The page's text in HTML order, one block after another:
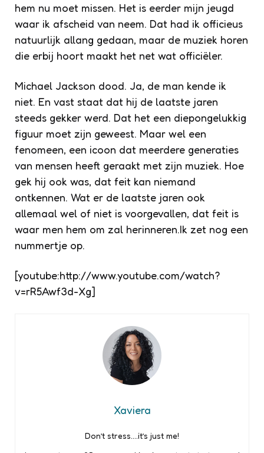
hem nu moet missen. Het is eerder mijn jeugd
waar ik afscheid van neem. Dat had ik officieus
natuurlijk allang gedaan, maar de muziek horen
die erbij hoort maakt het net wat officiëler.
Michael Jackson dood. Ja, de man kende ik
niet. En vast staat dat hij de laatste jaren
steeds gekker werd. Dat het een diepongelukkig
figuur moet zijn geweest. Maar wel een
fenomeen, een icoon dat meerdere generaties
van mensen heeft geraakt met zijn muziek. Hoe
gek hij ook was, dat feit kan niemand
ontkennen. Wat er de laatste jaren ook
allemaal wel of niet is voorgevallen, dat feit is
waar men hem om zal herinneren.Ik zet nog een
nummertje op.
[youtube:http://www.youtube.com/watch?
v=rR5Awf3d-Xg]
Xaviera
Don’t stress….it’s just me!